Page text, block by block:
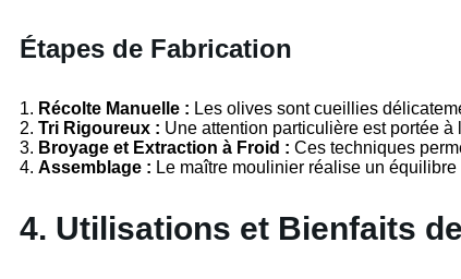
Étapes de Fabrication
1. Récolte Manuelle : Les olives sont cueillies
2. Tri Rigoureux : Une attention particulière est portée
3. Broyage et Extraction à Froid : Ces techniques
4. Assemblage : Le maître moulinier réalise un
4. Utilisations et Bienfaits